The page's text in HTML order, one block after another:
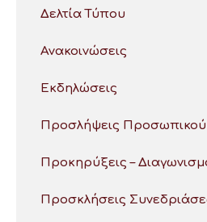
Δελτία Τύπου
Ανακοινώσεις
Εκδηλώσεις
Προσλήψεις Προσωπικού
Προκηρύξεις –
Προσκλήσεις